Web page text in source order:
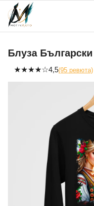
Skip
content
Блуза
★★★★☆4,5(95 ревюта)